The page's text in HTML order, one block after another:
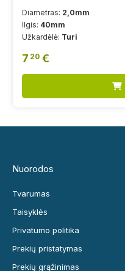
Diametras: 2,0mm
Ilgis: 40mm
Užkardėlė: Turi
7 20 €
Nuorodos
Tvarumas
Taisyklės
Privatumo politika
Prekių pristatymas
Prekių grąžinimas